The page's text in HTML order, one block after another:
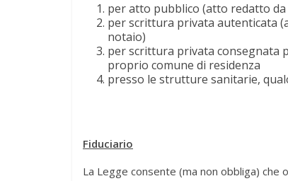
per atto pubblico (atto redatto
per scrittura privata autenticata
notaio)
per scrittura privata consegnata
proprio comune di residenza
presso le strutture sanitarie,
Fiduciario
La Legge consente (ma non obbliga)